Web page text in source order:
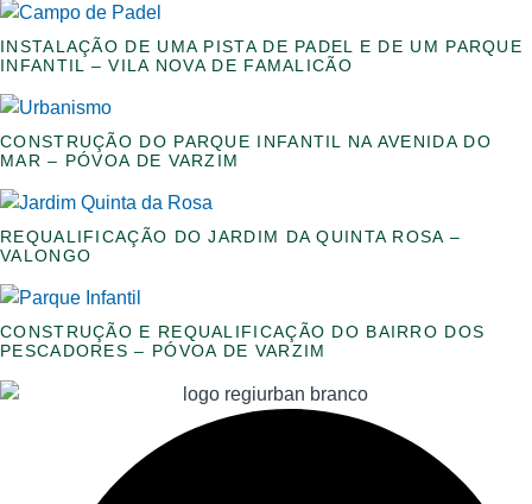
INSTALAÇÃO DE UMA PISTA DE PADEL E DE UM PARQUE
INFANTIL – VILA NOVA DE FAMALICÃO
CONSTRUÇÃO DO PARQUE INFANTIL NA AVENIDA DO
MAR – PÓVOA DE VARZIM
REQUALIFICAÇÃO DO JARDIM DA QUINTA ROSA –
VALONGO
CONSTRUÇÃO E REQUALIFICAÇÃO DO BAIRRO DOS
PESCADORES – PÓVOA DE VARZIM